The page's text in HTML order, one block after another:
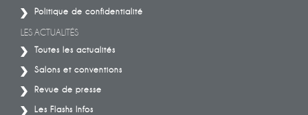
Politique de confidentialité
LES ACTUALITÉS
Toutes les actualités
Salons et conventions
Revue de presse
Les Flashs Infos